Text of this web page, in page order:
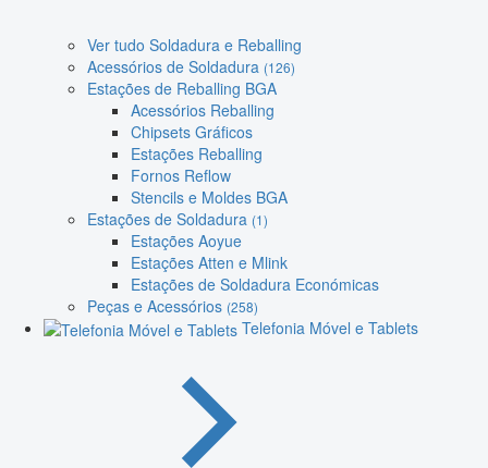
Ver tudo Soldadura e Reballing
Acessórios de Soldadura (126)
Estações de Reballing BGA
Acessórios Reballing
Chipsets Gráficos
Estações Reballing
Fornos Reflow
Stencils e Moldes BGA
Estações de Soldadura (1)
Estações Aoyue
Estações Atten e Mlink
Estações de Soldadura Económicas
Peças e Acessórios (258)
Telefonia Móvel e Tablets